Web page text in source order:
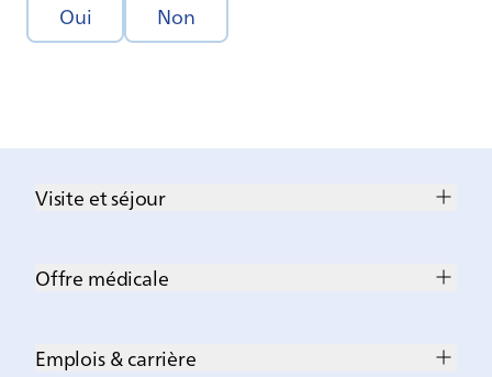
Oui Non
Visite et séjour
Offre médicale
Emplois & carrière